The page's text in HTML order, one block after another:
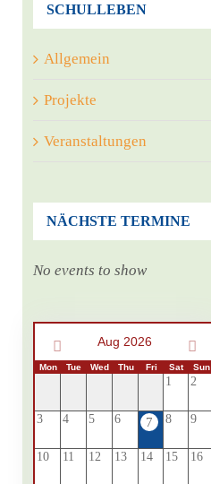
SCHULLEBEN
Allgemein
Projekte
Veranstaltungen
NÄCHSTE TERMINE
No events to show
Aug 2026
Mon Tue Wed Thu Fri Sat Sun
1 2
3 4 5 6 7 8 9
10 11 12 13 14 15 16